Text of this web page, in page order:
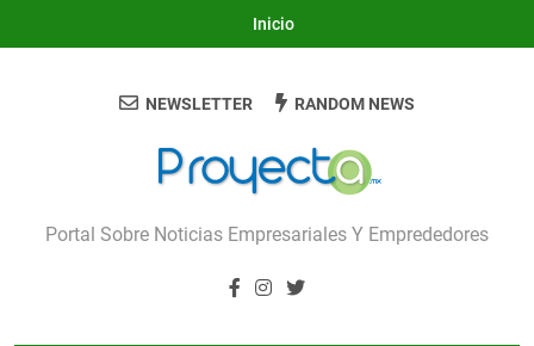
Inicio
Proyecta
Portal Sobre Noticias Empresariales Y Emprededores
NEWSLETTER RANDOM NEWS